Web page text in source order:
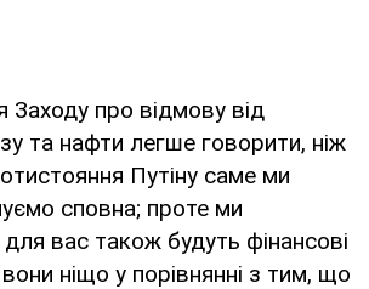
про відмову від
та нафти легше говорити, ніж
Путіну саме ми
сповна; проте ми
вас також будуть фінансові
ніщо у порівнянні з тим, що